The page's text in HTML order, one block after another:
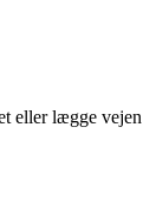
lægge